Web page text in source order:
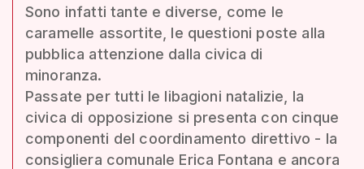
Sono infatti tante e diverse, come le
caramelle assortite, le questioni poste alla
pubblica attenzione dalla civica di
minoranza.
Passate per tutti le libagioni natalizie, la
civica di opposizione si presenta con cinque
componenti del coordinamento direttivo - la
consigliera comunale Erica Fontana e ancora